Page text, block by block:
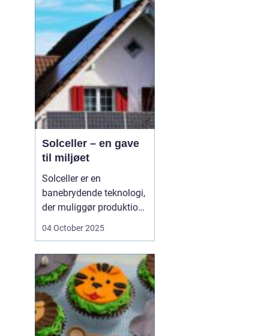
Solceller – en gave
til miljøet
Solceller er en
banebrydende teknologi,
der muliggør produktion
af elektricitet ved at
kan man omdanne
solens energi til grøn
strøm, der kan bruges til
at drive husholdni...
04 October 2025